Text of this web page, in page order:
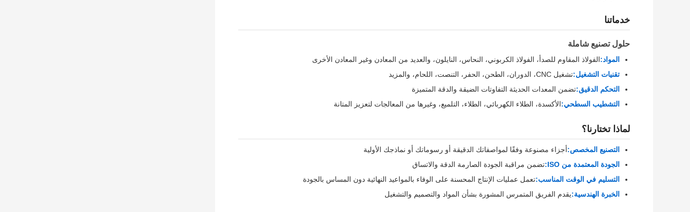
خدماتنا
حلول تصنيع شاملة
المواد:الفولاذ المقاوم للصدأ، الفولاذ الكربوني، النحاس، النايلون، والعديد من المعادن وغير المعادن الأخرى
تقنيات التشغيل:تشغيل CNC، الدوران، الطحن، الحفر، التنصت، اللحام، والمزيد
التحكم الدقيق:تضمن المعدات الحديثة التفاوتات الضيقة والدقة المتميزة
التشطيب السطحي:الأكسدة، الطلاء الكهربائي، الطلاء، التلميع، وغيرها من المعالجات لتعزيز المتانة
لماذا تختارنا؟
التصنيع المخصص:أجزاء مصنوعة وفقًا لمواصفاتك الدقيقة أو رسوماتك أو نماذجك الأولية
الجودة المعتمدة من ISO:
تضمن مراقبة الجودة الصارمة الدقة والاتساق
التسليم في الوقت المناسب:تعمل عمليات الإنتاج المحسنة على الوفاء بالمواعيد النهائية دون المساس بالجودة
الخبرة الهندسية:يقدم الفريق المتمرس المشورة بشأن المواد والتصميم والتشغيل